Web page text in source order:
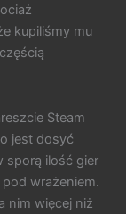
kupiliśmy mu
Steam
jest dosyć
sporą ilość gier
wrażeniem.
nim więcej niż